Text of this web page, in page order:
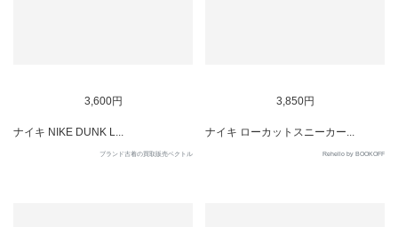
3,600円
ナイキ NIKE DUNK L...
ブランド古着の買取販売ベクトル
3,850円
ナイキ ローカットスニーカー...
Rehello by BOOKOFF